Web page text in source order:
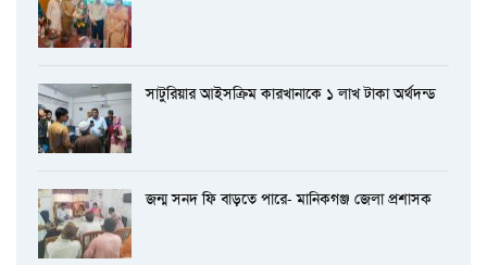
সাটুরিয়ার আইসক্রিম কারখানাকে ১ লাখ টাকা অর্থদন্ড
জন্ম সনদ ফি বাড়তে পারে- মানিকগঞ্জ জেলা প্রশাসক